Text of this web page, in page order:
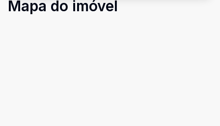
Mapa do imóvel